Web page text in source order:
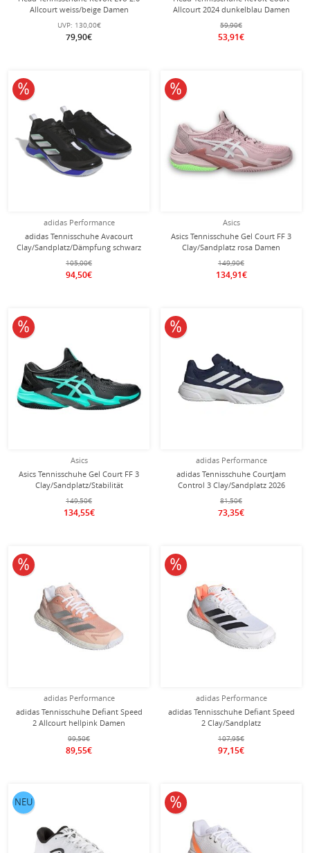
Allcourt weiss/beige Damen
UVP: 130,00€
79,90€
Allcourt 2024 dunkelblau Damen
59,90€
53,91€
adidas Performance
adidas Tennisschuhe Avacourt
Clay/Sandplatz/Dämpfung schwarz
Damen
105,00€
94,50€
10% reduziert
Asics
Asics Tennisschuhe Gel Court FF 3
Clay/Sandplatz rosa Damen
149,90€
134,91€
10% reduziert
Asics
Asics Tennisschuhe Gel Court FF 3
Clay/Sandplatz/Stabilität
schwarz/mintblau Herren
149,50€
134,55€
10% reduziert
adidas Performance
adidas Tennisschuhe CourtJam
Control 3 Clay/Sandplatz 2026
dunkelblau/weiss Herren
81,50€
73,35€
10% reduziert
adidas Performance
adidas Tennisschuhe Defiant Speed
2 Allcourt hellpink Damen
99,50€
89,55€
10% reduziert
adidas Performance
adidas Tennisschuhe Defiant Speed
2 Clay/Sandplatz
weiss/schwarz/orange Herren
107,95€
97,15€
10% reduziert
NEU 10% reduziert